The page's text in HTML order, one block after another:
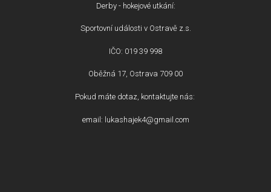
Derby - hokejové utkání:
Sportovní události v Ostravě z.s.
IČO: 019 39 998
Oběžná 17, Ostrava 709 00
Pokud máte dotaz, kontaktujte nás:
email: lukashajek4@gmail.com